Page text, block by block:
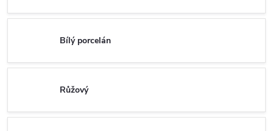
Bílý porcelán
Růžový